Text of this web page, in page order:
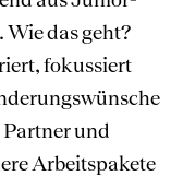
das geht?
fokussiert
und
Arbeitspakete